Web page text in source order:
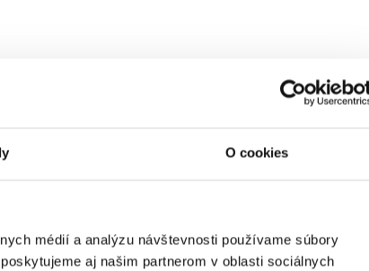
O cookies
médií a analýzu návštevnosti používame súbory
aj našim partnerom v oblasti sociálnych